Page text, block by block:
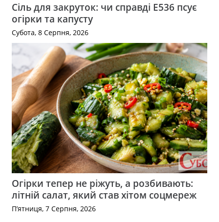
Сіль для закруток: чи справді Е536 псує
огірки та капусту
Субота, 8 Серпня, 2026
Огірки тепер не ріжуть, а розбивають:
літній салат, який став хітом соцмереж
П’ятниця, 7 Серпня, 2026